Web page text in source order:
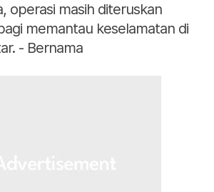
operasi masih diteruskan
memantau keselamatan di
- Bernama